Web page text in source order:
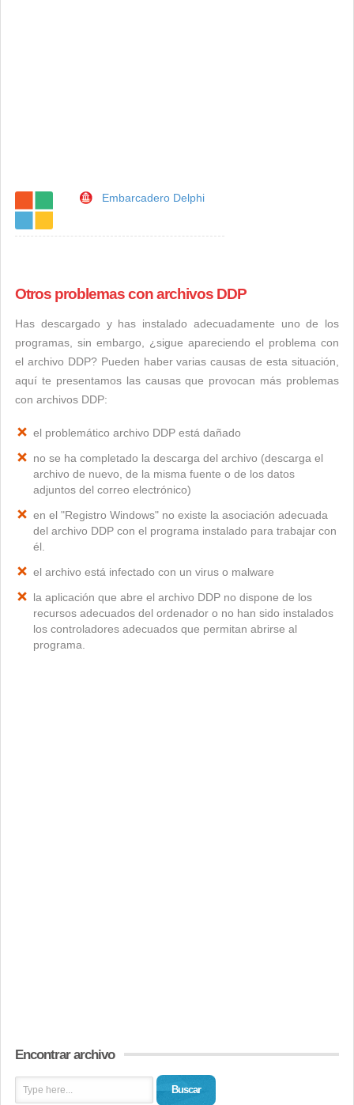
Embarcadero Delphi
Otros problemas con archivos DDP
Has descargado y has instalado adecuadamente uno de los
programas, sin embargo, ¿sigue apareciendo el problema con
el archivo DDP? Pueden haber varias causas de esta situación,
aquí te presentamos las causas que provocan más problemas
con archivos DDP:
el problemático archivo DDP está dañado
no se ha completado la descarga del archivo (descarga el
archivo de nuevo, de la misma fuente o de los datos
adjuntos del correo electrónico)
en el "Registro Windows" no existe la asociación adecuada
del archivo DDP con el programa instalado para trabajar con
él.
el archivo está infectado con un virus o malware
la aplicación que abre el archivo DDP no dispone de los
recursos adecuados del ordenador o no han sido instalados
los controladores adecuados que permitan abrirse al
programa.
Encontrar archivo
Buscar